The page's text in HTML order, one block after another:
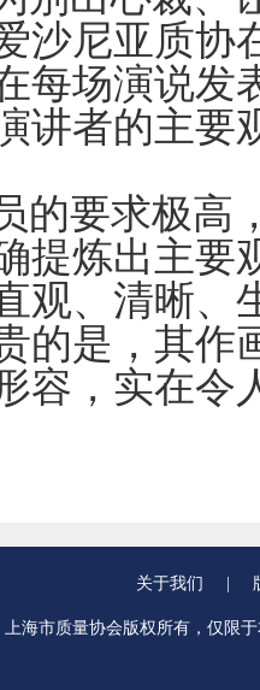
沙尼亚质协
每场演说发
讲者的主要
的要求极高
提炼出主要
观、清晰、
的是，其作
容，实在令
关于我们
上海市质量协会版权所有，仅限